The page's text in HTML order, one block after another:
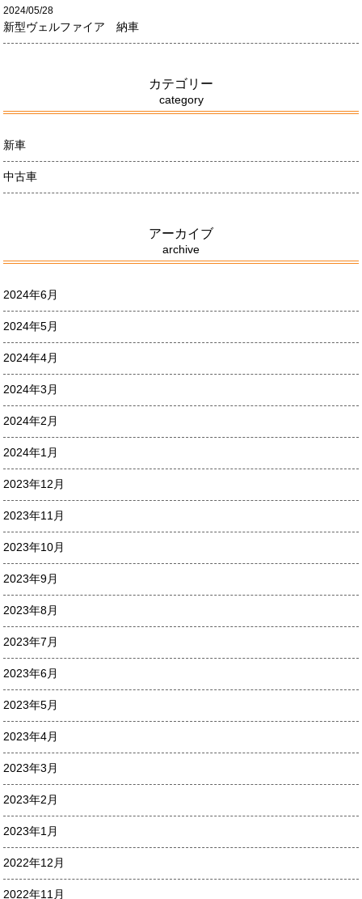
2024/05/28
新型ヴェルファイア 納車
カテゴリー
category
新車
中古車
アーカイブ
archive
2024年6月
2024年5月
2024年4月
2024年3月
2024年2月
2024年1月
2023年12月
2023年11月
2023年10月
2023年9月
2023年8月
2023年7月
2023年6月
2023年5月
2023年4月
2023年3月
2023年2月
2023年1月
2022年12月
2022年11月